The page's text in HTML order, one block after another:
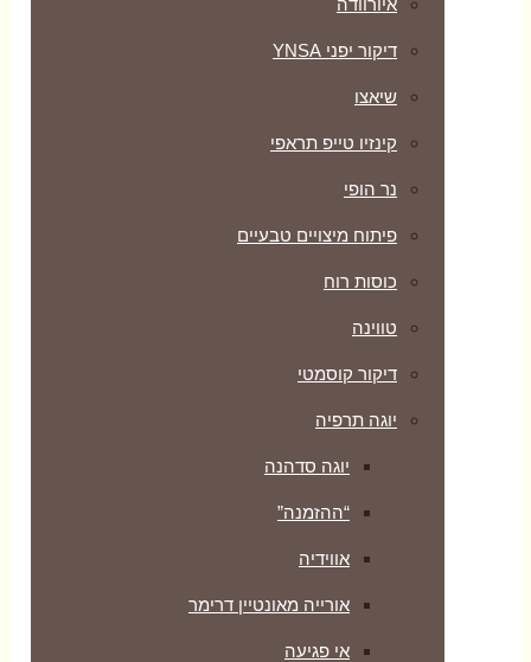
איורוודה
דיקור יפני YNSA
שיאצו
קינזיו טייפ תראפי
נר הופי
פיתוח מיצויים טבעיים
כוסות רוח
טווינה
דיקור קוסמטי
יוגה תרפיה
יוגה סדהנה
“ההזמנה”
אווידיה
אורייה מאונטיין דרימר
אי פגיעה